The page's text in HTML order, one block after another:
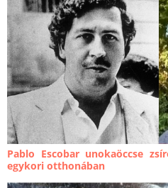
Pablo Escobar unokaöccse
egykori otthonában